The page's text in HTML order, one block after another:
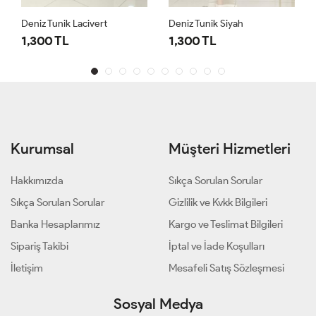
Deniz Tunik Lacivert
1,300 TL
Deniz Tunik Siyah
1,300 TL
Kurumsal
Hakkımızda
Sıkça Sorulan Sorular
Banka Hesaplarımız
Sipariş Takibi
İletişim
Müşteri Hizmetleri
Sıkça Sorulan Sorular
Gizlilik ve Kvkk Bilgileri
Kargo ve Teslimat Bilgileri
İptal ve İade Koşulları
Mesafeli Satış Sözleşmesi
Sosyal Medya